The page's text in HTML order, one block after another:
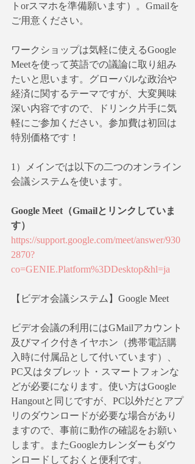
トorスマホを準備願います）。Gmailを
ご用意ください。
ワークショップは気軽に使えるGoogle
Meetを使って英語での議論に取り組み
たいと思います。グローバルな政治や
経済に関するテーマですが、大変興味
深い内容ですので、ドリンク片手に気
軽にご参加ください。参加費は初回は
特別価格です！
1）メインでは以下の二つのオンライン
会議システムを使います。
Google Meet（Gmailとリンクしていま
す）
https://support.google.com/meet/answer/930
2870?
co=GENIE.Platform%3DDesktop&hl=ja
【ビデオ会議システム】Google Meet
ビデオ会議の利用にはGMailアカウント
及びマイク付きイヤホン（携帯電話購
入時に付属品として付いています）、
PC又はタブレット・スマートフォンな
どが必要になります。使い方はGoogle
Hangoutと同じですが、PC以外だとアプ
リのダウンロードが必要な場合があり
ますので、事前に動作の確認をお願い
します。またGoogleカレンダーもダウ
ンロードしておくと便利です。